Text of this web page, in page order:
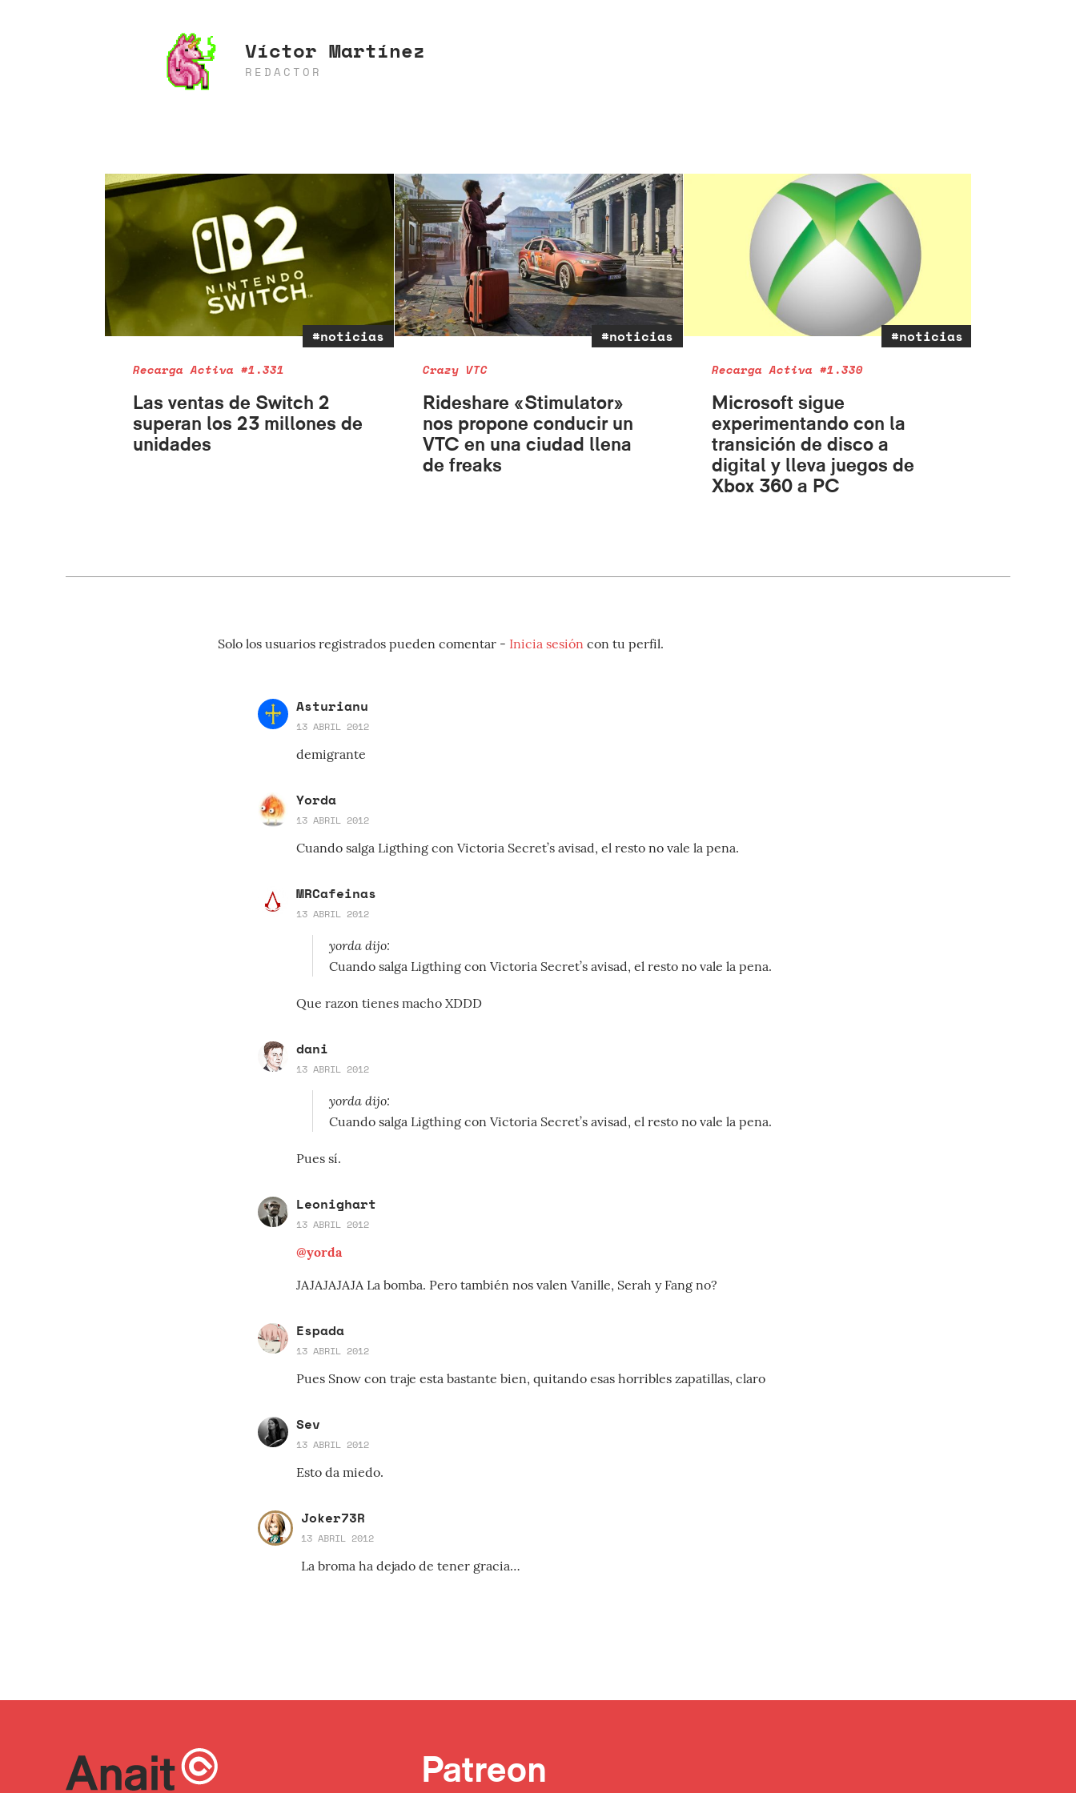
Víctor Martínez
REDACTOR
#noticias
Recarga Activa #1.331
Las ventas de Switch 2
superan los 23 millones de
unidades
#noticias
Crazy VTC
Rideshare «Stimulator»
nos propone conducir un
VTC en una ciudad llena
de freaks
#noticias
Recarga Activa #1.330
Microsoft sigue
experimentando con la
transición de disco a
digital y lleva juegos de
Xbox 360 a PC
Solo los usuarios registrados pueden comentar - Inicia sesión con tu perfil.
Asturianu
13 ABRIL 2012
demigrante
Yorda
13 ABRIL 2012
Cuando salga Ligthing con Victoria Secret’s avisad, el resto no vale la pena.
MRCafeinas
13 ABRIL 2012
yorda dijo:
Cuando salga Ligthing con Victoria Secret’s avisad, el resto no vale la pena.
Que razon tienes macho XDDD
dani
13 ABRIL 2012
yorda dijo:
Cuando salga Ligthing con Victoria Secret’s avisad, el resto no vale la pena.
Pues sí.
Leonighart
13 ABRIL 2012
@yorda
JAJAJAJAJA La bomba. Pero también nos valen Vanille, Serah y Fang no?
Espada
13 ABRIL 2012
Pues Snow con traje esta bastante bien, quitando esas horribles zapatillas, claro
Sev
13 ABRIL 2012
Esto da miedo.
Joker73R
13 ABRIL 2012
La broma ha dejado de tener gracia…
Patreon